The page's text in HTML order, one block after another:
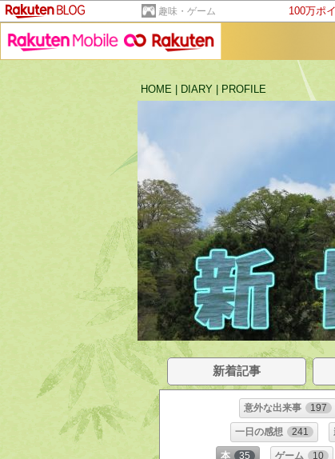
趣味・ゲーム 100万ポ
HOME
DIARY PROFILE
新着記事
意外な出来事 197
一日の感想 241
本 35 ゲーム 10